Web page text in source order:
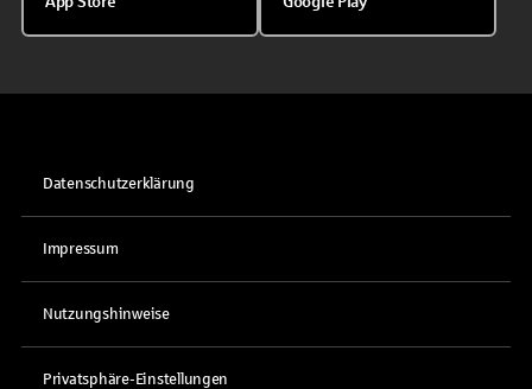
Datenschutzerklärung
Impressum
Nutzungshinweise
Privatsphäre-Einstellungen